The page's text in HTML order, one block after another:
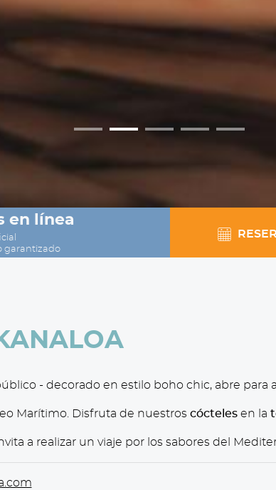
en línea
garantizado
- decorado en estilo boho chic, abre para
Marítimo. Disfruta de nuestros cóctelesen la
a realizar un viaje por los sabores del